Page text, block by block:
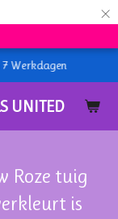
×
UNITED
Werkdagen
Roze tuig
is